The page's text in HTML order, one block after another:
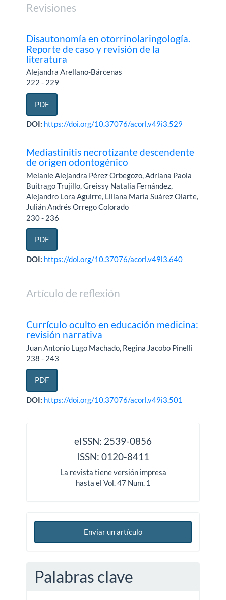
Revisiones
Disautonomía en otorrinolaringología.
Reporte de caso y revisión de la
literatura
Alejandra Arellano-Bárcenas
222 - 229
PDF
DOI: https://doi.org/10.37076/acorl.v49i3.529
Mediastinitis necrotizante descendente
de origen odontogénico
Melanie Alejandra Pérez Orbegozo, Adriana Paola
Buitrago Trujillo, Greissy Natalia Fernández,
Alejandro Lora Aguirre, Liliana María Suárez Olarte,
Julián Andrés Orrego Colorado
230 - 236
PDF
DOI: https://doi.org/10.37076/acorl.v49i3.640
Artículo de reflexión
Currículo oculto en educación medicina:
revisión narrativa
Juan Antonio Lugo Machado, Regina Jacobo Pinelli
238 - 243
PDF
DOI: https://doi.org/10.37076/acorl.v49i3.501
eISSN: 2539-0856
ISSN: 0120-8411
La revista tiene versión impresa
hasta el Vol. 47 Num. 1
Enviar un artículo
Palabras clave